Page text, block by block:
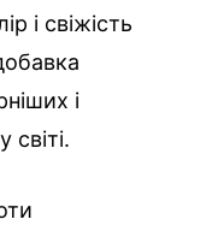
і свіжість
і